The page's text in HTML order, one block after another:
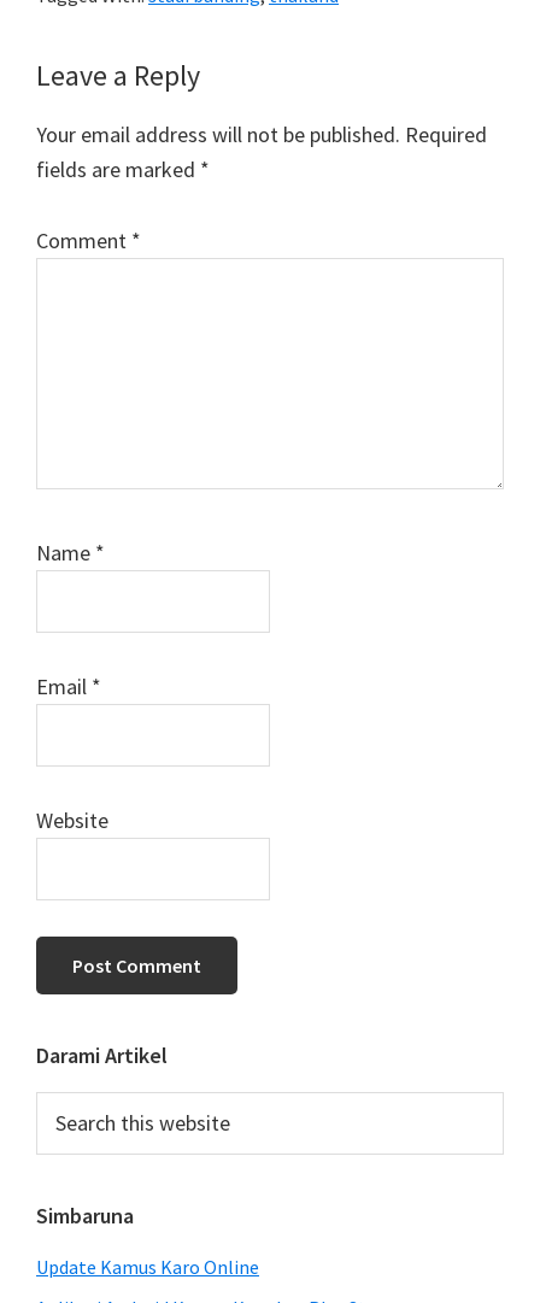
Reader
Interactions
Leave a Reply
Your email address will not be published. Required
fields are marked *
Comment *
Name *
Email *
Website
Primary
Sidebar
Darami Artikel
this
Simbaruna
Update Kamus Karo Online